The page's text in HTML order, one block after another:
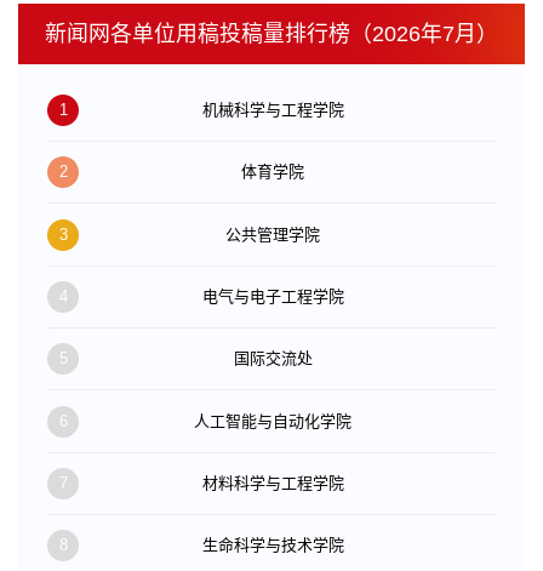
新闻网各单位用稿投稿量排行榜（2026年7月）
1 机械科学与工程学院
2 体育学院
3 公共管理学院
4 电气与电子工程学院
5 国际交流处
6 人工智能与自动化学院
7 材料科学与工程学院
8 生命科学与技术学院